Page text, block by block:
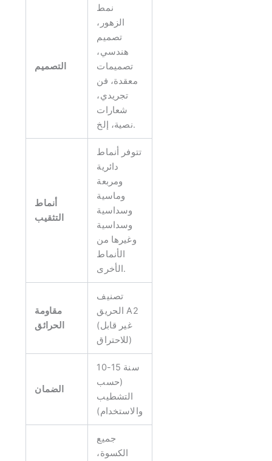
التصميم
نمط
الزهور،
تصميم
هندسي،
تصميمات
معقدة، فن
تجريدي،
شعارات
نصية، إلخ.
أنماط
التثقيب
تتوفر أنماط
دائرية
ومربعة
وماسية
وسداسية
وسداسية
وغيرها من
الأنماط
الأخرى.
مقاومة
الحرائق
تصنيف
الحريق A2
(غير قابل
للاحتراق)
الضمان
10-15 سنة
(حسب
التشطيب
والاستخدام)
جميع
الكسوة،